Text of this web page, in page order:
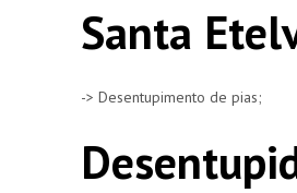
Santa
-> Desentupimento de pias;